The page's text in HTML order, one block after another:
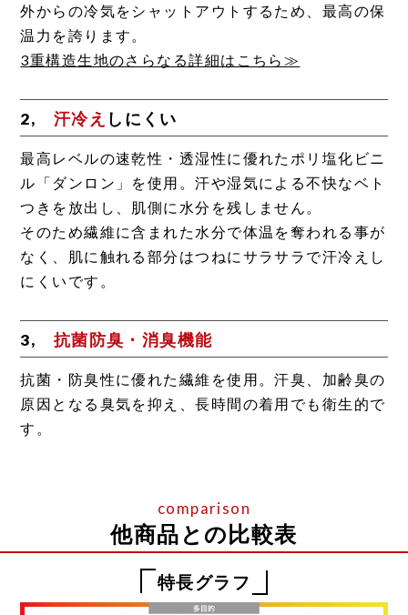
外からの冷気をシャットアウトするため、最高の保
温力を誇ります。
3重構造生地のさらなる詳細はこちら≫
2, 汗冷え しにくい
最高レベルの速乾性・透湿性に優れたポリ塩化ビニ
ル「ダンロン」を使用。汗や湿気による不快なベト
つきを放出し、肌側に水分を残しません。
そのため繊維に含まれた水分で体温を奪われる事が
なく、肌に触れる部分はつねにサラサラで汗冷えし
にくいです。
3, 抗菌防臭・消臭機能
抗菌・防臭性に優れた繊維を使用。汗臭、加齢臭の
原因となる臭気を抑え、長時間の着用でも衛生的で
す。
他商品との比較表
特長グラフ